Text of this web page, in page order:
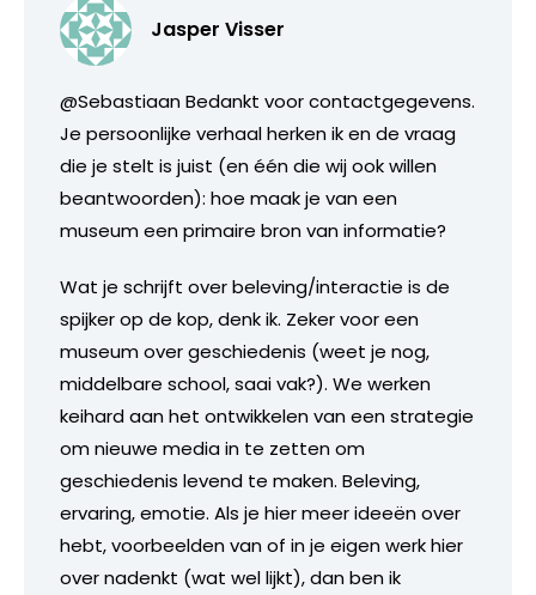
Jasper Visser
@Sebastiaan Bedankt voor contactgegevens.
Je persoonlijke verhaal herken ik en de vraag
die je stelt is juist (en één die wij ook willen
beantwoorden): hoe maak je van een
museum een primaire bron van informatie?
Wat je schrijft over beleving/interactie is de
spijker op de kop, denk ik. Zeker voor een
museum over geschiedenis (weet je nog,
middelbare school, saai vak?). We werken
keihard aan het ontwikkelen van een strategie
om nieuwe media in te zetten om
geschiedenis levend te maken. Beleving,
ervaring, emotie. Als je hier meer ideeën over
hebt, voorbeelden van of in je eigen werk hier
over nadenkt (wat wel lijkt), dan ben ik